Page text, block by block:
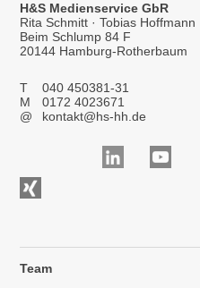
H&S Medienservice GbR
Rita Schmitt · Tobias Hoffmann
Beim Schlump 84 F
20144 Hamburg-Rotherbaum
T
040 450381-31
M
0172 4023671
@
kontakt@hs-hh.de
Team